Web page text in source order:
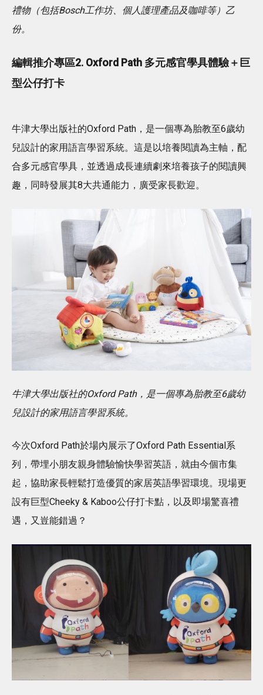
禮物（包括Bosch工作坊、個人護理產品及咖啡等）乙
份。
編輯推介專區2. Oxford Path 多元感官學具體驗＋巨
型公仔打卡
牛津大學出版社的Oxford Path，是一個專為胎教至6歲幼
兒設計的家用語言學習系統。這是以培養閱讀為主軸，配
合多元感官學具，並透過成長連續劇來培養孩子的閱讀興
趣，同時發展其8大共通能力，廣受家長歡迎。
牛津大學出版社的Oxford Path，是一個專為胎教至6歲幼
兒設計的家用語言學習系統。
今次Oxford Path於場內展示了Oxford Path Essential系
列，帶埋小朋友親身體驗愉快學習英語，就由今個市集
起，協助家長輕鬆打造優質的家居英語學習環境。現場更
設有巨型Cheeky & Kaboo公仔打卡點，以及即場驚喜禮
遇，又豈能錯過？